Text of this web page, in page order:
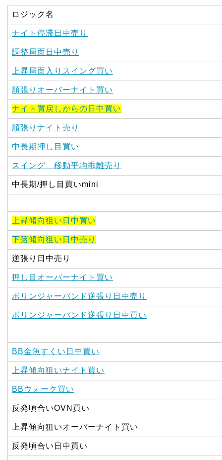
ロジック名
ナイト停滞日中売り
調整局面日中売り
上昇局面入りスイング買い
順張りオーバーナイト買い
ナイト買戻しからの日中買い
順張りナイト売り
中長期押し目買い
スイング 移動平均乖離売り
中長期/押し目買いmini
上昇傾向狙い日中買い
下落傾向狙い日中売り
逆張り日中売り
押し目オーバーナイト買い
ボリンジャーバンド逆張り日中売り
ボリンジャーバンド逆張り日中買い
BB金魚すくい日中買い
上昇傾向狙いナイト買い
BBウォーク買い
反発頃合いOVN買い
上昇傾向狙いオーバーナイト買い
反発頃合い日中買い